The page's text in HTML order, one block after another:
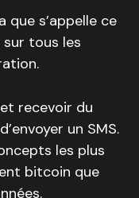
que s’appelle ce
sur tous les
recevoir du
un SMS.
les plus
bitcoin que